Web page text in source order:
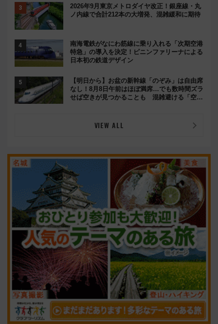
2026年9月東京メトロダイヤ改正！銀座線・丸
ノ内線で合計212本の大増発、混雑緩和に期待
南海電鉄がなにわ筋線に乗り入れる「次期空港
特急」の導入を決定！ピニンファリーナによる
日本初の鉄道デザイン
【明日から】お盆の新幹線「のぞみ」は自由席
なし！8月8日午前はほぼ満席…でも数時間ズラ
せば空きが見つかることも 混雑避ける「空
VIEW ALL